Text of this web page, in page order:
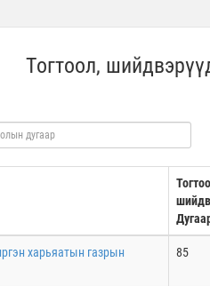
Тогтоол,
харьяатын газрын
85